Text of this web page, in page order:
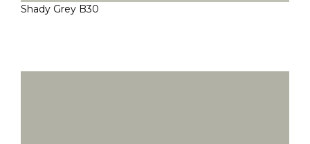
Shady Grey B30